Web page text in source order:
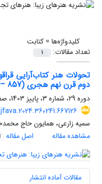
کلیدواژه‌ها =کتابت
تعداد مقالات:
1
تحولات هنر کتاب‌آرایی
دوم قرن نهم هجری (857 – 871 ه.ق)
دوره 29، شماره 3، پاییز 1403، صفحه
سمیه زارعی، همایون حاج
مشاهده مقاله
اصل مقاله
مقالات آماده انتشار